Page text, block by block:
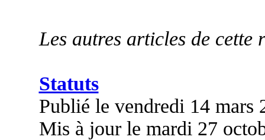
Les autres articles de cette
Statuts
Publié le vendredi 14 mars
Mis à jour le mardi 27